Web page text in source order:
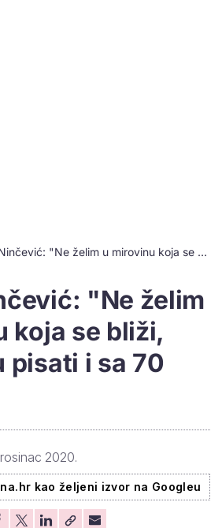
Nenad Ninčević: "Ne želim u mirovinu koja se bliži, pjesme ću pisati i sa 70 godina"
"Ne želim
koja se bliži,
pisati i sa 70
2020.
kao željeni izvor na Googleu